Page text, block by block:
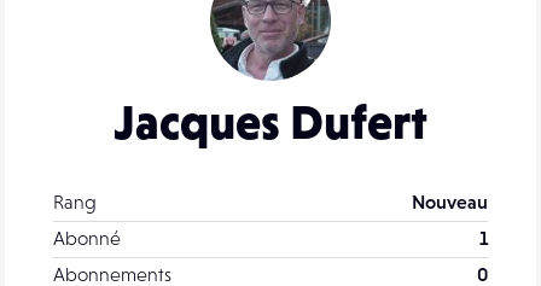
Jacques Dufert
Rang
Nouveau
Abonné
1
Abonnements
0